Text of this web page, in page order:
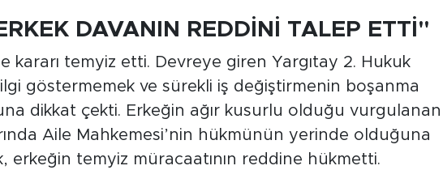
DAVANIN REDDİNİ TALEP ETTİ"
kararı temyiz etti. Devreye giren Yargıtay 2. Hukuk
göstermemek ve sürekli iş değiştirmenin boşanma
dikkat çekti. Erkeğin ağır kusurlu olduğu vurgulanan
Aile Mahkemesi’nin hükmünün yerinde olduğuna
erkeğin temyiz müracaatının reddine hükmetti.